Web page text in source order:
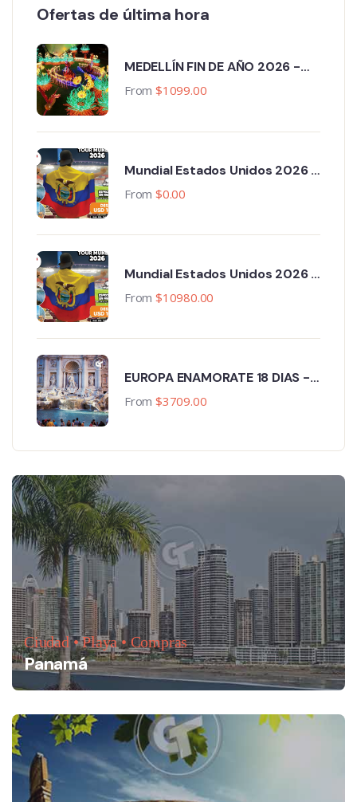
Ofertas de última hora
MEDELLÍN FIN DE AÑO 2026 -
2027
From $1099.00
Mundial Estados Unidos 2026 -
Primera Fase 13 ciudades - 18
From $0.00
Mundial Estados Unidos 2026 -
Primera Fase 11 ciudades,
From $10980.00
EUROPA ENAMORATE 18 DIAS -
GRATIS PASEO EN GONDOLA
From $3709.00
Ciudad • Playa • Compras
Panamá